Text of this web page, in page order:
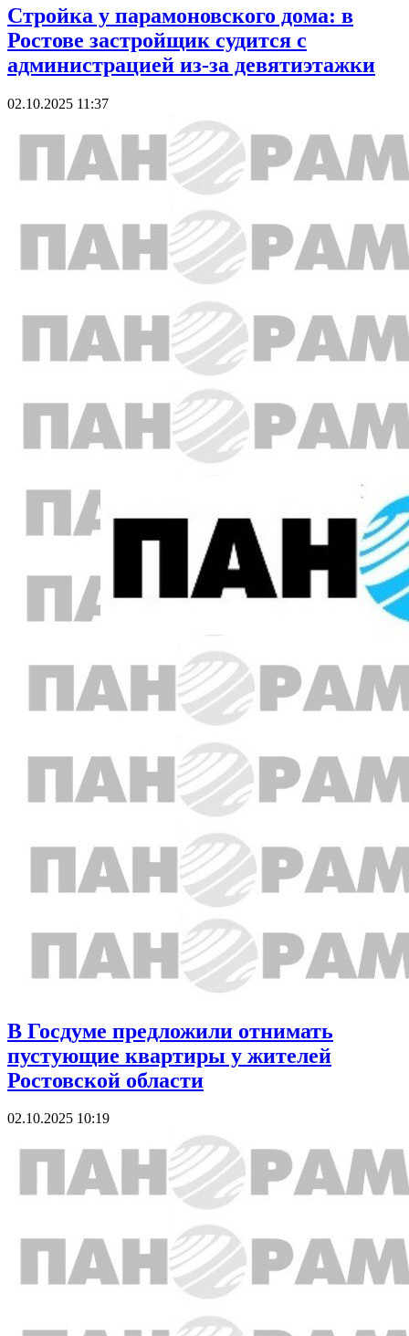
Стройка у парамоновского дома: в
Ростове застройщик судится с
администрацией из-за девятиэтажки
02.10.2025 11:37
В Госдуме предложили отнимать
пустующие квартиры у жителей
Ростовской области
02.10.2025 10:19